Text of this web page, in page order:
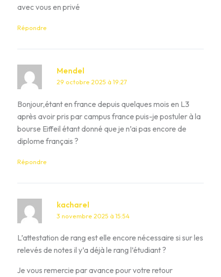
avec vous en privé
Répondre
Mendel
29 octobre 2025 à 19:27
Bonjour,étant en france depuis quelques mois en L3
après avoir pris par campus france puis-je postuler à la
bourse Eiffeil étant donné que je n’ai pas encore de
diplome français ?
Répondre
kacharel
3 novembre 2025 à 15:54
L’attestation de rang est elle encore nécessaire si sur les
relevés de notes il y’a déjà le rang l’étudiant ?
Je vous remercie par avance pour votre retour